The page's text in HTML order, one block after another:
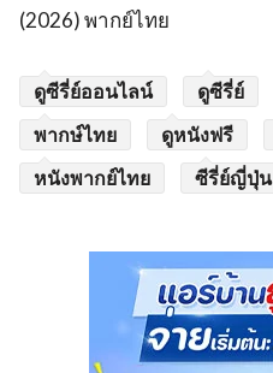
(2026) พากย์ไทย
ดูซีรี่ย์ออนไลน์ ดูซีรี่ย์
พากษ์ไทย
ดูหนังฟรี
หนังพากย์ไทย
ซีรี่ย์ญี่ปุ่น